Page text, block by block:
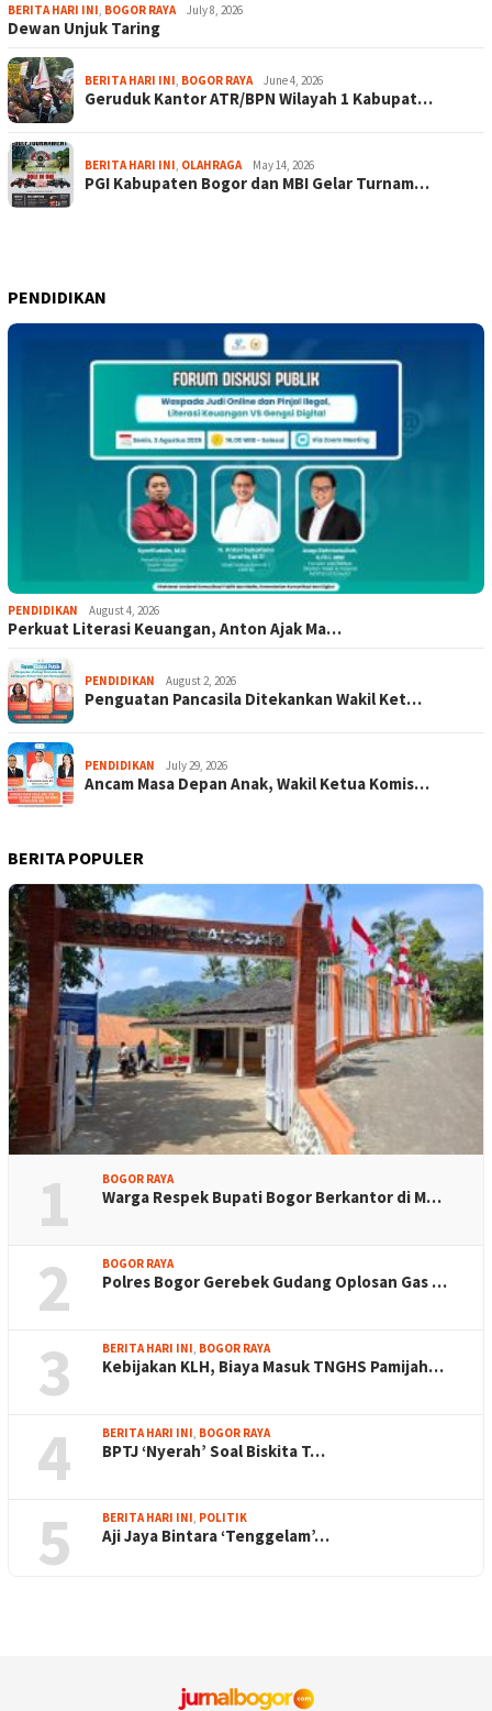
BERITA HARI INI, BOGOR RAYA July 8, 2026
Dewan Unjuk Taring
BERITA HARI INI, BOGOR RAYA June 4, 2026
Geruduk Kantor ATR/BPN Wilayah 1 Kabupat…
BERITA HARI INI, OLAHRAGA May 14, 2026
PGI Kabupaten Bogor dan MBI Gelar Turnam…
PENDIDIKAN
PENDIDIKAN August 4, 2026
Perkuat Literasi Keuangan, Anton Ajak Ma…
PENDIDIKAN August 2, 2026
Penguatan Pancasila Ditekankan Wakil Ket…
PENDIDIKAN July 29, 2026
Ancam Masa Depan Anak, Wakil Ketua Komis…
BERITA POPULER
1 BOGOR RAYA
Warga Respek Bupati Bogor Berkantor di M…
2 BOGOR RAYA
Polres Bogor Gerebek Gudang Oplosan Gas …
3 BERITA HARI INI BOGOR RAYA
Kebijakan KLH, Biaya Masuk TNGHS Pamijah…
4 BERITA HARI INI BOGOR RAYA
BPTJ ‘Nyerah’ Soal Biskita T…
5 BERITA HARI INI POLITIK
Aji Jaya Bintara ‘Tenggelam’…